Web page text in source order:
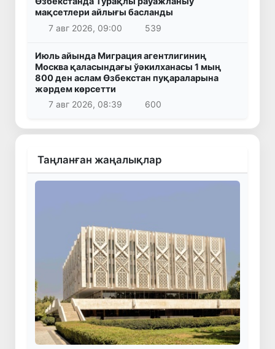
мақсетлери айлығы басланды
7 авг 2026, 09:00
539
Июль айында Миграция агентлигиниң
Москва қаласындағы ўәкилханасы 1 мың
800 ден аслам Өзбекстан пуқараларына
жәрдем көрсетти
7 авг 2026, 08:39
600
Таңланған жаңалықлар